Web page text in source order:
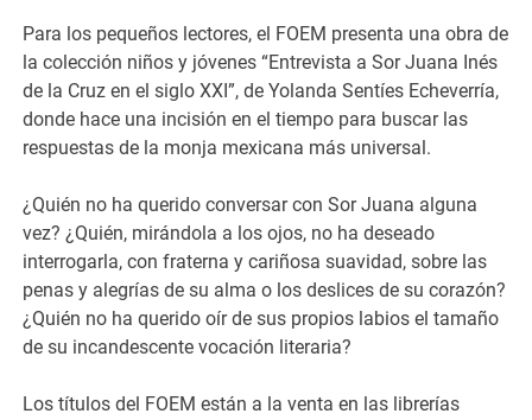
Para los pequeños lectores, el FOEM presenta una obra de
la colección niños y jóvenes “Entrevista a Sor Juana Inés
de la Cruz en el siglo XXI”, de Yolanda Sentíes Echeverría,
donde hace una incisión en el tiempo para buscar las
respuestas de la monja mexicana más universal.
¿Quién no ha querido conversar con Sor Juana alguna
vez? ¿Quién, mirándola a los ojos, no ha deseado
interrogarla, con fraterna y cariñosa suavidad, sobre las
penas y alegrías de su alma o los deslices de su corazón?
¿Quién no ha querido oír de sus propios labios el tamaño
de su incandescente vocación literaria?
Los títulos del FOEM están a la venta en las librerías